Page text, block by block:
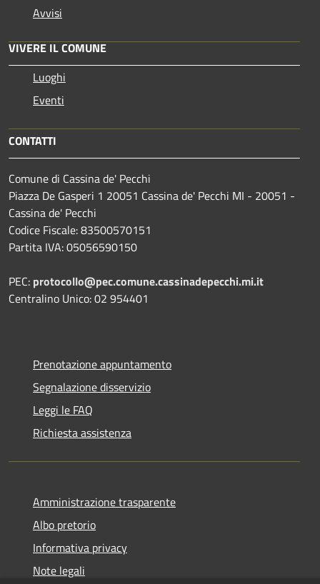
Avvisi
VIVERE IL COMUNE
Luoghi
Eventi
CONTATTI
Comune di Cassina de' Pecchi
Piazza De Gasperi 1 20051 Cassina de' Pecchi MI - 20051 -
Cassina de' Pecchi
Codice Fiscale: 83500570151
Partita IVA: 05056590150
PEC: protocollo@pec.comune.cassinadepecchi.mi.it
Centralino Unico: 02 954401
Prenotazione appuntamento
Segnalazione disservizio
Leggi le FAQ
Richiesta assistenza
Amministrazione trasparente
Albo pretorio
Informativa privacy
Note legali